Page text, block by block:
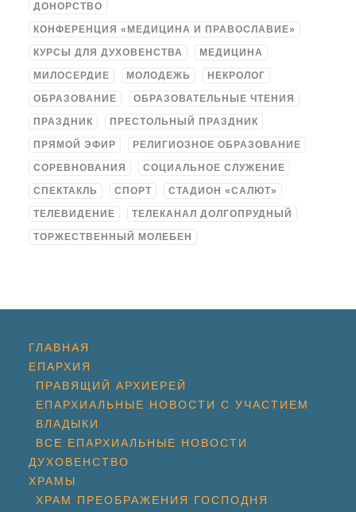
ДОНОРСТВО
КОНФЕРЕНЦИЯ «МЕДИЦИНА И ПРАВОСЛАВИЕ»
КУРСЫ ДЛЯ ДУХОВЕНСТВА МЕДИЦИНА
МИЛОСЕРДИЕ МОЛОДЕЖЬ НЕКРОЛОГ
ОБРАЗОВАНИЕ ОБРАЗОВАТЕЛЬНЫЕ ЧТЕНИЯ
ПРАЗДНИК ПРЕСТОЛЬНЫЙ ПРАЗДНИК
ПРЯМОЙ ЭФИР РЕЛИГИОЗНОЕ ОБРАЗОВАНИЕ
СОРЕВНОВАНИЯ СОЦИАЛЬНОЕ СЛУЖЕНИЕ
СПЕКТАКЛЬ СПОРТ СТАДИОН «САЛЮТ»
ТЕЛЕВИДЕНИЕ ТЕЛЕКАНАЛ ДОЛГОПРУДНЫЙ
ТОРЖЕСТВЕННЫЙ МОЛЕБЕН
ГЛАВНАЯ
ЕПАРХИЯ
ПРАВЯЩИЙ АРХИЕРЕЙ
ЕПАРХИАЛЬНЫЕ НОВОСТИ С УЧАСТИЕМ
ВЛАДЫКИ
ВСЕ ЕПАРХИАЛЬНЫЕ НОВОСТИ
ДУХОВЕНСТВО
ХРАМЫ
ХРАМ ПРЕОБРАЖЕНИЯ ГОСПОДНЯ